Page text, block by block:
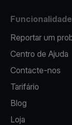
Reportar um
Centro de Ajuda
Contacte-nos
Tarifário
Blog
Loja